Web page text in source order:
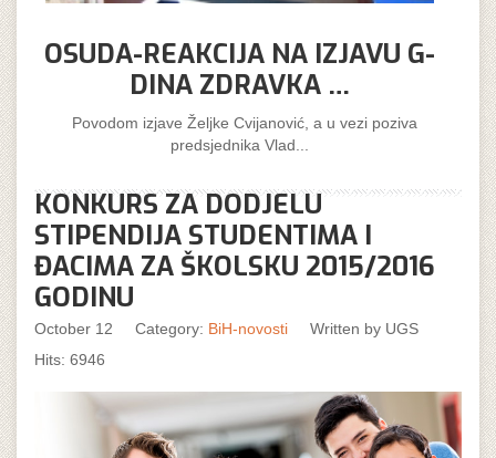
OSUDA-REAKCIJA NA IZJAVU G-
DINA ZDRAVKA …
Povodom izjave Željke Cvijanović, a u vezi poziva
predsjednika Vlad...
KONKURS ZA DODJELU
STIPENDIJA STUDENTIMA I
ĐACIMA ZA ŠKOLSKU 2015/2016
GODINU
October 12 Category: BiH-novosti Written by UGS
Hits: 6946